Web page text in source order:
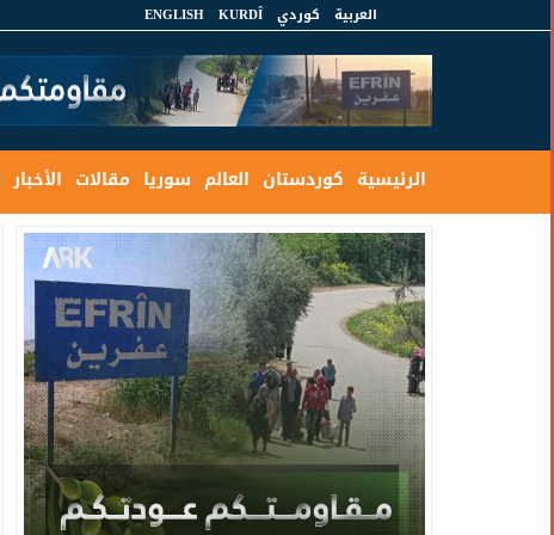
العربية كوردي KURDÎ
ENGLISH
الرئيسية كوردستان العالم سوريا مقالات الأخبار